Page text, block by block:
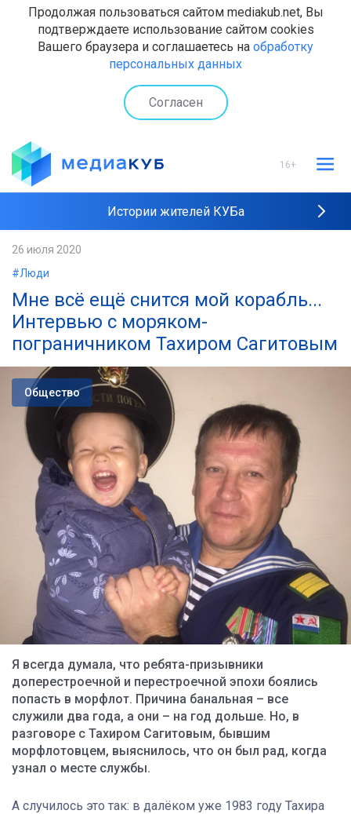
Продолжая пользоваться сайтом mediakub.net, Вы
подтверждаете использование сайтом cookies
Вашего браузера и соглашаетесь на обработку
персональных данных
Согласен
16+
Истории жителей КУБа
26 июля 2020
#Люди
Мне всё ещё снится мой корабль...
Интервью с моряком-
пограничником Тахиром Сагитовым
Общество
Я всегда думала, что ребята-призывники
доперестроечной и перестроечной эпохи боялись
попасть в морфлот. Причина банальная – все
служили два года, а они – на год дольше. Но, в
разговоре с Тахиром Сагитовым, бывшим
морфлотовцем, выяснилось, что он был рад, когда
узнал о месте службы.
А случилось это так: в далёком уже 1983 году Тахира